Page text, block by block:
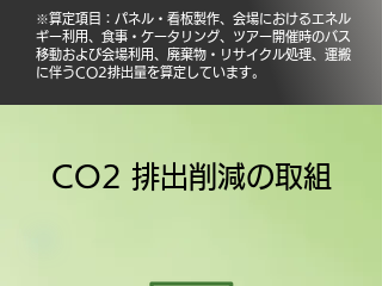
​※算定項目：パネル・看板製作、会場におけるエネル
ギー利用、食事・ケータリング、ツアー開催時のバス
移動および会場利用、廃棄物・リサイクル処理、運搬
に伴うCO2排出量を算定しています。
CO2 排出削減の取組